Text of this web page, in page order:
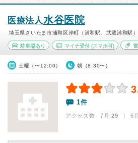
医療法人水谷医院
埼玉県さいたま市浦和区岸町（浦和駅、武蔵浦和駅）
駐車場あり マイナ受付(スマホ可)
土曜（〜12:00） 朝（8:30〜）
1件
アクセス数 7月:29 | 6